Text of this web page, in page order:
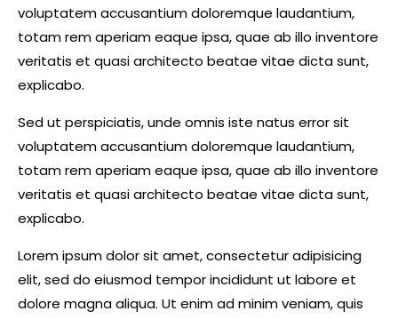
voluptatem accusantium doloremque laudantium,
totam rem aperiam eaque ipsa, quae ab illo inventore
veritatis et quasi architecto beatae vitae dicta sunt,
explicabo.
Sed ut perspiciatis, unde omnis iste natus error sit
voluptatem accusantium doloremque laudantium,
totam rem aperiam eaque ipsa, quae ab illo inventore
veritatis et quasi architecto beatae vitae dicta sunt,
explicabo.
Lorem ipsum dolor sit amet, consectetur adipisicing
elit, sed do eiusmod tempor incididunt ut labore et
dolore magna aliqua. Ut enim ad minim veniam, quis